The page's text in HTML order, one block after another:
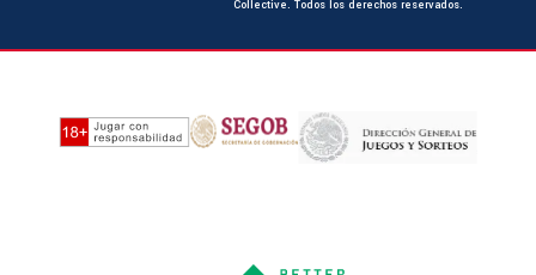
Collective. Todos los derechos reservados.